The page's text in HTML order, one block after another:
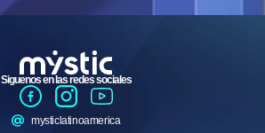
Siguenos en las redes sociales
mysticlatinoamerica